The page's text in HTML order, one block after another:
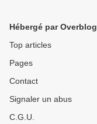
Hébergé par Overblog
Top articles
Pages
Contact
Signaler un abus
C.G.U.